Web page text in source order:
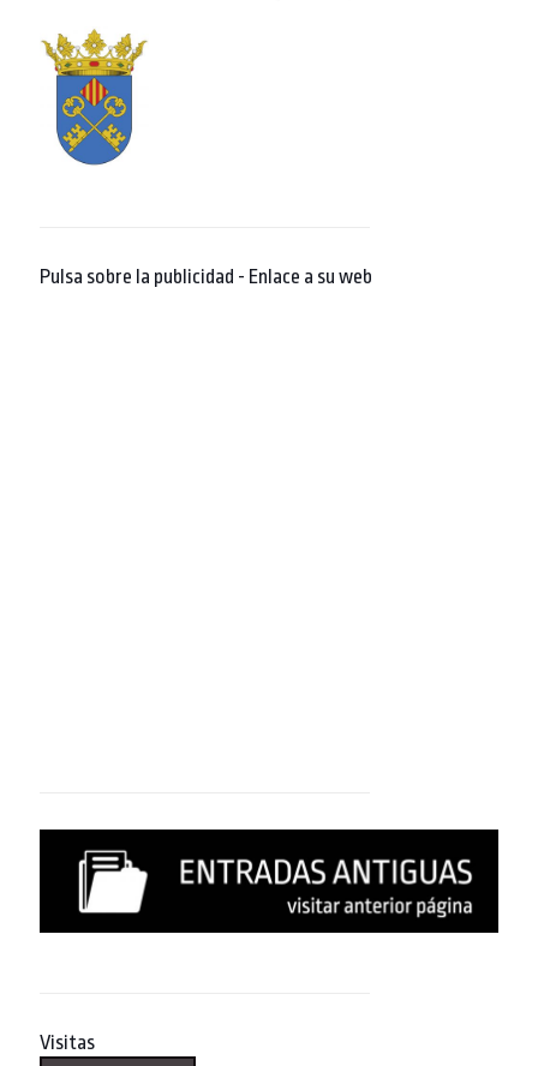
Pulsa sobre la publicidad - Enlace a su web
Visitas